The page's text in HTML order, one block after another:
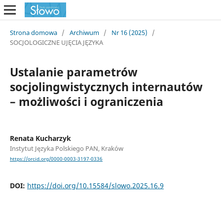
Strona domowa / Archiwum / Nr 16 (2025)
/
SOCJOLOGICZNE UJĘCIA JĘZYKA
Ustalanie parametrów
socjolingwistycznych internautów
– możliwości i ograniczenia
Renata Kucharzyk
Instytut Języka Polskiego PAN, Kraków
https://orcid.org/0000-0003-3197-0336
DOI: https://doi.org/10.15584/slowo.2025.16.9